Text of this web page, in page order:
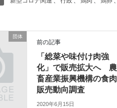
団体
前の記事
「総菜や味付け肉強
化」で販売拡大へ 農
畜産業振興機構の食肉
販売動向調査
2020年6月15日